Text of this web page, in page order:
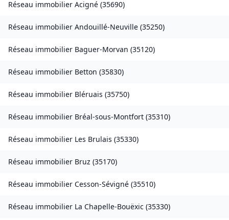
Réseau immobilier Acigné (35690)
Réseau immobilier Andouillé-Neuville (35250)
Réseau immobilier Baguer-Morvan (35120)
Réseau immobilier Betton (35830)
Réseau immobilier Bléruais (35750)
Réseau immobilier Bréal-sous-Montfort (35310)
Réseau immobilier Les Brulais (35330)
Réseau immobilier Bruz (35170)
Réseau immobilier Cesson-Sévigné (35510)
Réseau immobilier La Chapelle-Bouëxic (35330)